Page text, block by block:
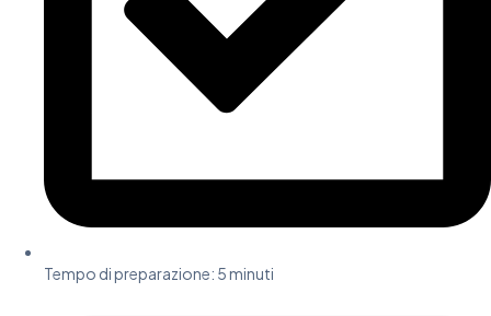
Tempo di preparazione: 5 minuti​